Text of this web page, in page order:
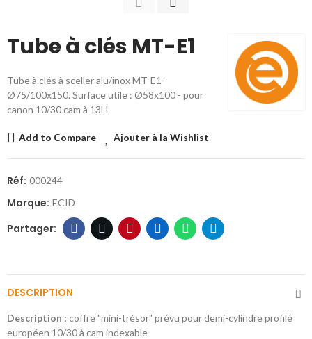
Tube à clés MT-E1
Tube à clés à sceller alu/inox MT-E1 -
Ø75/100x150. Surface utile : Ø58x100 - pour
canon 10/30 cam à 13H
Add to Compare Ajouter à la Wishlist
Réf: 000244
Marque: ECID
DESCRIPTION
Description : coffre "mini-trésor" prévu pour demi-cylindre profilé
européen 10/30 à cam indexable